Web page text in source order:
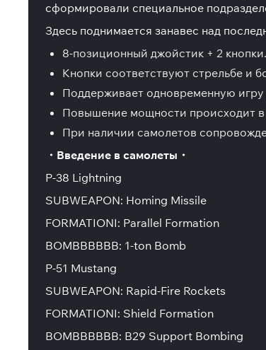
сформировали специальное
Здесь поднимается занавес над
8-позиционный джойстик + 2 кнопки.
Кнопки соответствуют стрельбе и
Поддерживает одновременную
Повышение мощности происходит в
При наличии самолетов
・Введение в самолеты・
P-38 Lightning
SUBWEAPON: Homing Missile
FORMATIONI: Parallel Formation
BOMBBBBBB: 1-ton Bomb
P-51 Mustang
SUBWEAPON: Rapid-Fire Rockets
FORMATIONI: Shield Formation
BOMBBBBBB: B29 Support Bombing